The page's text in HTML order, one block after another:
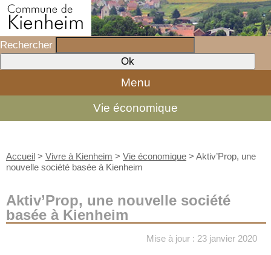
Rechercher
Menu
Vie économique
Accueil > Vivre à Kienheim > Vie économique > Aktiv’Prop, une
nouvelle société basée à Kienheim
Aktiv’Prop, une nouvelle société
basée à Kienheim
Mise à jour : 23 janvier 2020